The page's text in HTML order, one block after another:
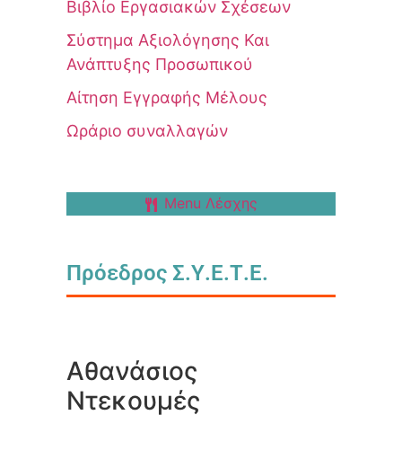
Βιβλίο Εργασιακών Σχέσεων
Σύστημα Αξιολόγησης Και
Ανάπτυξης Προσωπικού
Αίτηση Εγγραφής Μέλους
Ωράριο συναλλαγών
Menu Λέσχης
Πρόεδρος Σ.Υ.Ε.Τ.Ε.
Αθανάσιος
Ντεκουμές